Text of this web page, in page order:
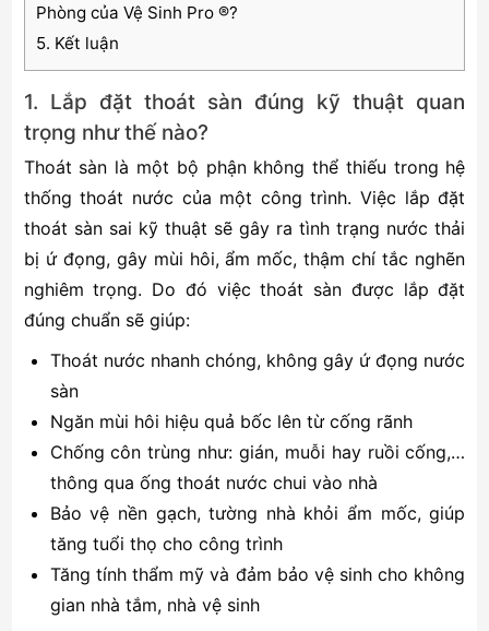
Phòng của Vệ Sinh Pro ®?
5. Kết luận
1. Lắp đặt thoát sàn đúng kỹ thuật quan
trọng như thế nào?
Thoát sàn là một bộ phận không thể thiếu trong hệ
thống thoát nước của một công trình. Việc lắp đặt
thoát sàn sai kỹ thuật sẽ gây ra tình trạng nước thải
bị ứ đọng, gây mùi hôi, ẩm mốc, thậm chí tắc nghẽn
nghiêm trọng. Do đó việc thoát sàn được lắp đặt
đúng chuẩn sẽ giúp:
Thoát nước nhanh chóng, không gây ứ đọng nước
sàn
Ngăn mùi hôi hiệu quả bốc lên từ cống rãnh
Chống côn trùng như: gián, muỗi hay ruồi cống,…
thông qua ống thoát nước chui vào nhà
Bảo vệ nền gạch, tường nhà khỏi ẩm mốc, giúp
tăng tuổi thọ cho công trình
Tăng tính thẩm mỹ và đảm bảo vệ sinh cho không
gian nhà tắm, nhà vệ sinh